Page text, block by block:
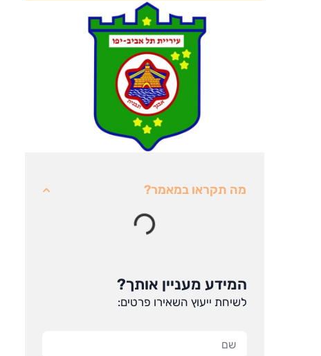
19/10/2025
מה תקראו במאמר?
המידע מעניין אותך?
לשיחת ייעוץ השאירו פרטים: